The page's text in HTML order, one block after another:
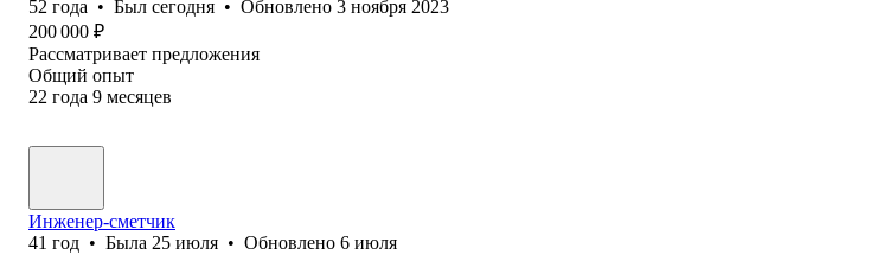
52 года • Был сегодня • Обновлено 3 ноября 2023
200 000 ₽
Рассматривает предложения
Общий опыт
22 года 9 месяцев
Инженер-сметчик
41 год • Была 25 июля • Обновлено 6 июля